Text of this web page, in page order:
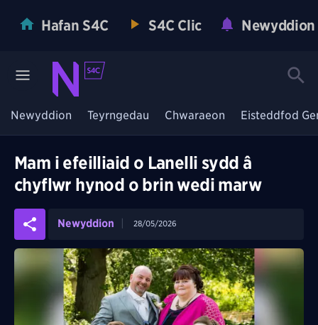
Hafan S4C S4C Clic Newyddion
Newyddion Teyrngedau Chwaraeon Eisteddfod
Mam i efeilliaid o Lanelli sydd â
chyflwr hynod o brin wedi marw
Newyddion 28/05/2026